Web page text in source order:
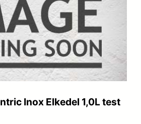
Inox Elkedel 1,0L test